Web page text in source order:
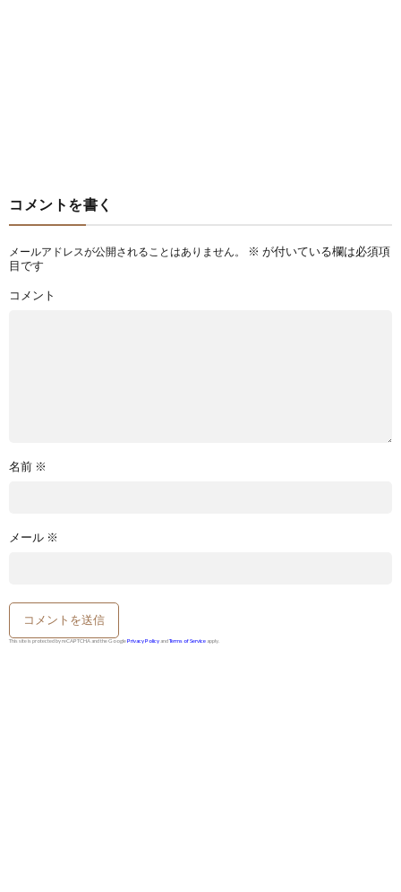
コメントを書く
メールアドレスが公開されることはありません。 ※ が付いている欄は必須項
目です
コメント
名前 ※
メール ※
This site is protected by reCAPTCHA and the GooglePrivacy Policy andTerms of Service apply.